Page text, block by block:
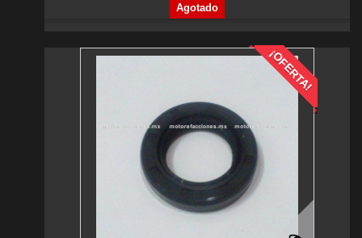
Agotado
¡OFERTA!